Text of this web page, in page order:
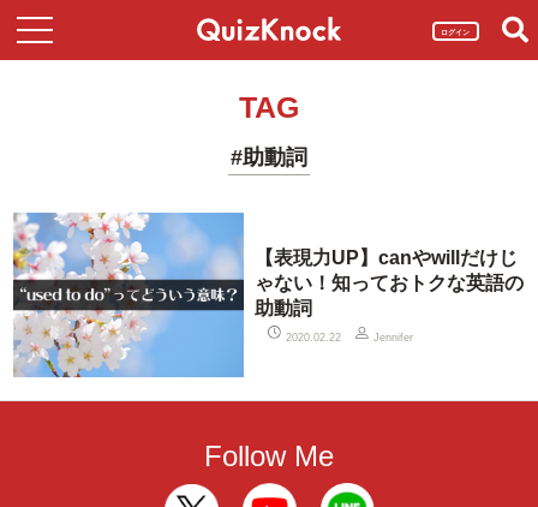
ログイン
TAG
#助動詞
【表現力UP】canやwillだけじ
ゃない！知っておトクな英語の
助動詞
2020.02.22 Jennifer
Follow Me